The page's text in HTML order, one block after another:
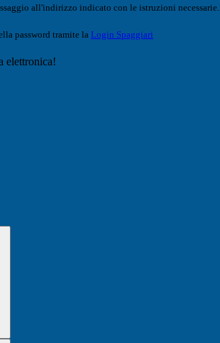
all'indirizzo indicato con le istruzioni necessarie.
password tramite la Login Spaggiari
elettronica!